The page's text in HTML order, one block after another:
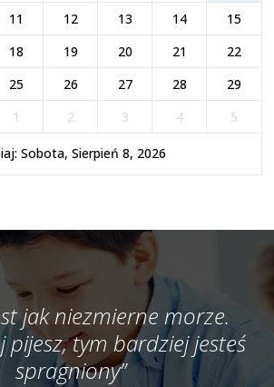
11 12 13 14
15
18 19 20 21
22
25 26 27 28
29
1 2 3 4 5
Sobota, Sierpień 8, 2026
jak niezmierne morze.
pijesz, tym bardziej jesteś
spragniony”